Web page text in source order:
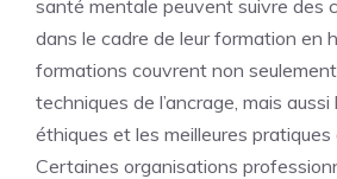
santé mentale peuvent suivre des
dans le cadre de leur formation en
formations couvrent non
techniques de l’ancrage, mais
éthiques et les meilleures pratiques
Certaines organisations